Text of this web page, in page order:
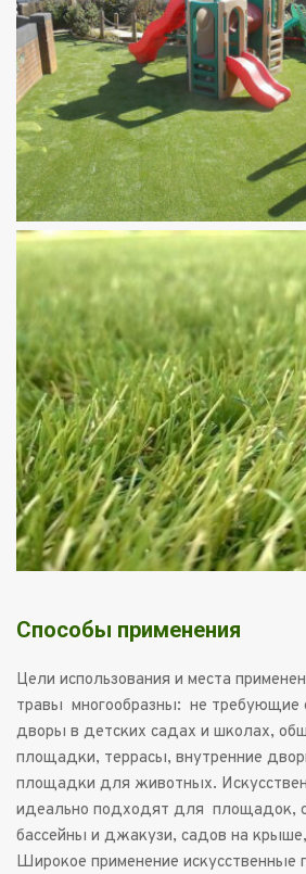
Cпособы применения
Цели использования и места
травы  многообразны:  не требующие
дворы в детских садах и школах,
площадки, террасы, внутренние
площадки для животных.
идеально подходят для  площадок,
бассейны и джакузи, садов на
Широкое применение искусственные